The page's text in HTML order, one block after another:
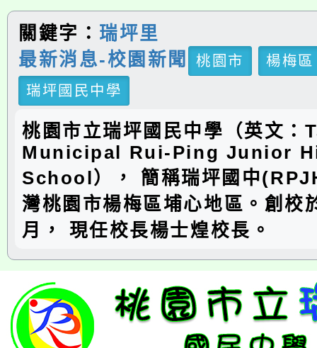
關鍵字： 瑞坪里
最新消息-校園新聞
桃園市
楊梅區
瑞坪國民中學
桃園市立瑞坪國民中學（英文：
Municipal Rui-Ping Junior
School）， 簡稱瑞坪國中
灣桃園市楊梅區埔心地區。創校
月， 現任校長楊士煌校長。